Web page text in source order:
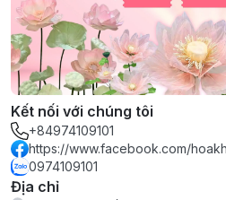
Kết nối với chúng tôi
+84974109101
https://www.facebook.com/
0974109101
Địa chỉ